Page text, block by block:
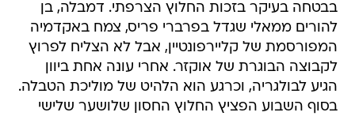
בבטחה בעיקר בזכות החלוץ הצרפתי. דמבלה, בן
להורים ממאלי שגדל בפרברי פריס, צמח באקדמיה
המפורסמת של קליירפונטיין, אבל לא הצליח לפרוץ
לקבוצה הבוגרת של אוקזר. אחרי עונה אחת ביוון
הגיע לבולגריה, וכרגע הוא הלהיט של מוליכת הטבלה.
בסוף השבוע הפציץ החלוץ החסון שלושער שלישי